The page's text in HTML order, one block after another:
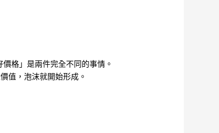
格」是兩件完全不同的事情。
值，泡沫就開始形成。